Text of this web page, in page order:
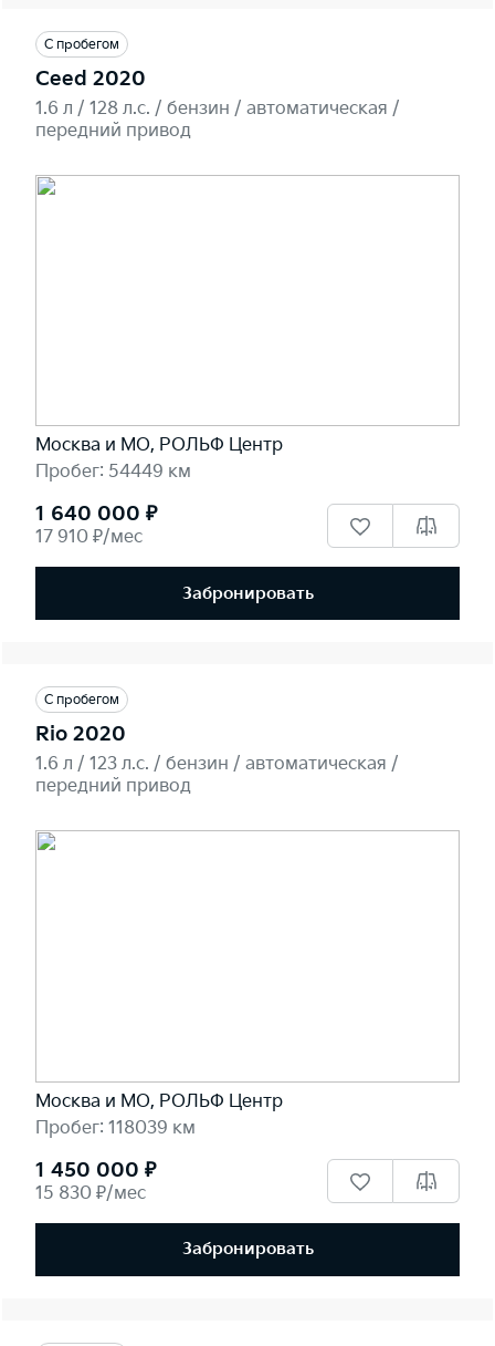
С пробегом
Ceed 2020
1.6 л / 128 л.c. / бензин / автоматическая /
передний привод
Москва и МО, РОЛЬФ Центр
Пробег: 54449 км
1 640 000 ₽
17 910 ₽/мес
Забронировать
С пробегом
Rio 2020
1.6 л / 123 л.c. / бензин / автоматическая /
передний привод
Москва и МО, РОЛЬФ Центр
Пробег: 118039 км
1 450 000 ₽
15 830 ₽/мес
Забронировать